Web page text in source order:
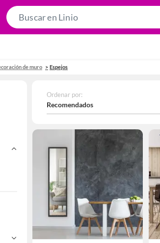
de muro Espejos
Ordenar por:
Recomendados